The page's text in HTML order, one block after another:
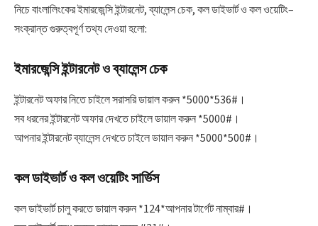
নিচে বাংলালিংকের ইমারজেন্সি ইন্টারনেট, ব্যালেন্স চেক, কল ডাইভার্ট ও কল ওয়েটিং–
সংক্রান্ত গুরুত্বপূর্ণ তথ্য দেওয়া হলো:
ইমারজেন্সি ইন্টারনেট ও ব্যালেন্স চেক
ইন্টারনেট অফার নিতে চাইলে সরাসরি ডায়াল করুন *5000*536#।
সব ধরনের ইন্টারনেট অফার দেখতে চাইলে ডায়াল করুন *5000#।
আপনার ইন্টারনেট ব্যালেন্স দেখতে চাইলে ডায়াল করুন *5000*500#।
কল ডাইভার্ট ও কল ওয়েটিং সার্ভিস
কল ডাইভার্ট চালু করতে ডায়াল করুন *124*আপনার টার্গেট নাম্বার#।